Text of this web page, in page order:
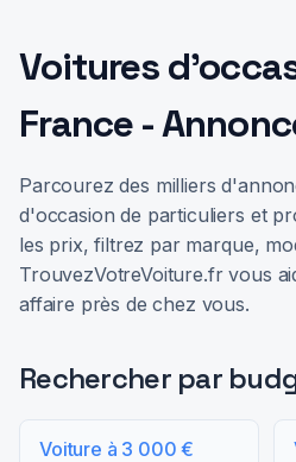
Voitures
France -
Parcourez des milliers
d'occasion de particuliers et
les prix, filtrez par marque,
TrouvezVotreVoiture.fr vous
affaire près de chez vous.
Rechercher par
Voiture à 3 000 €